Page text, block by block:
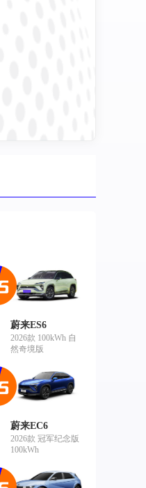
蔚来ES6
2026款 100kWh 自
然奇境版
蔚来EC6
2026款 冠军纪念版
100kWh